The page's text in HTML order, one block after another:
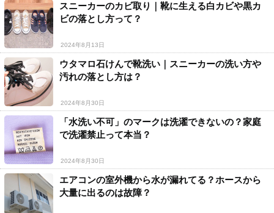
スニーカーのカビ取り｜靴に生える白カビや黒カ
ビの落とし方って？
2024年8月13日
ウタマロ石けんで靴洗い｜スニーカーの洗い方や
汚れの落とし方は？
2024年8月30日
「水洗い不可」のマークは洗濯できないの？家庭
で洗濯禁止って本当？
2024年8月30日
エアコンの室外機から水が漏れてる？ホースから
大量に出るのは故障？